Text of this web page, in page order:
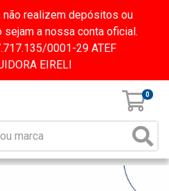
não realizem depósitos ou
sejam a nossa conta oficial.
0001-29 ATEF
EIRELI
0